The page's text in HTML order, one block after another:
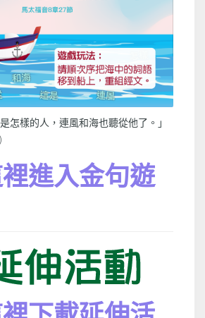
怎樣的人，連風和海也聽從他了。」
進入金句遊